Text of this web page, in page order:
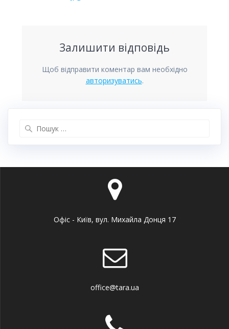
Залишити відповідь
Щоб відправити коментар вам необхідно
авторизуватись.
Офіс - Київ, вул. Михайла Донця 17
office@tara.ua